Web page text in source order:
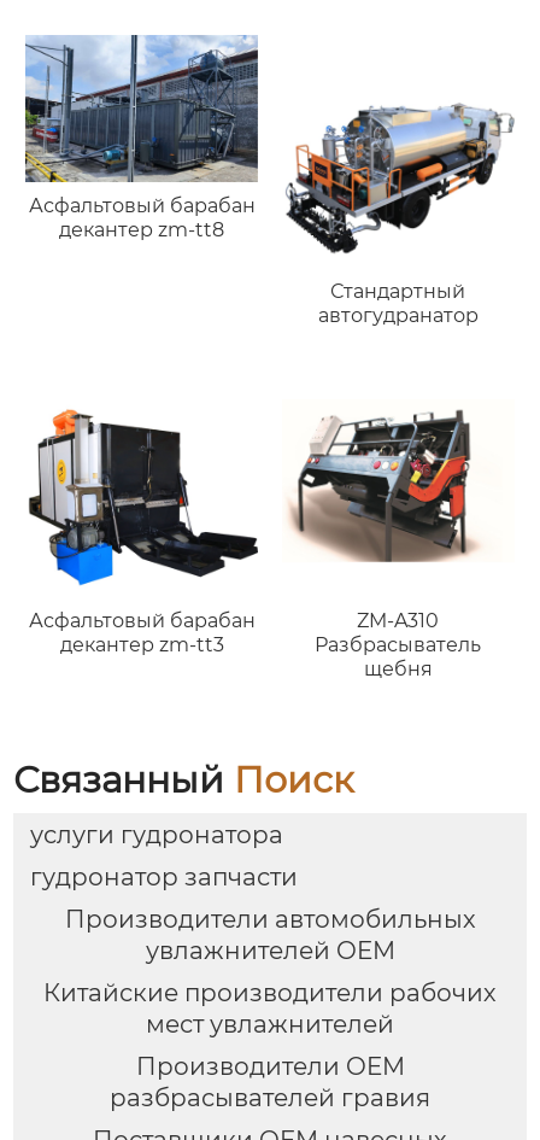
Асфальтовый барабан
декантер zm-tt8
Стандартный
автогудранатор
Асфальтовый барабан
декантер zm-tt3
ZM-A310
Разбрасыватель
щебня
Связанный Поиск
услуги гудронатора
гудронатор запчасти
Производители автомобильных
увлажнителей OEM
Китайские производители рабочих
мест увлажнителей
Производители OEM
разбрасывателей гравия